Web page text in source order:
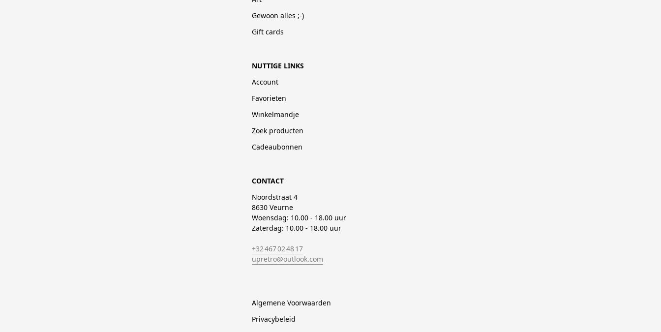
Gewoon alles ;-)
Gift cards
NUTTIGE LINKS
Account
Favorieten
Winkelmandje
Zoek producten
Cadeaubonnen
CONTACT
Noordstraat 4
8630 Veurne
Woensdag: 10.00 - 18.00 uur
Zaterdag: 10.00 - 18.00 uur
+32 467 02 48 17
upretro@outlook.com
Algemene Voorwaarden
Privacybeleid